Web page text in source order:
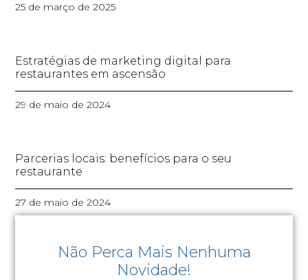
25 de março de 2025
Estratégias de marketing digital para
restaurantes em ascensão
29 de maio de 2024
Parcerias locais: benefícios para o seu
restaurante
27 de maio de 2024
Não Perca Mais Nenhuma
Novidade!